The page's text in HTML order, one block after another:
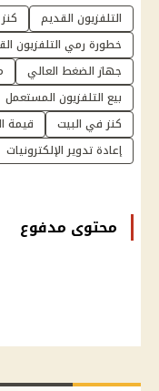
التلفزيون القديم
خطورة رمي التلفزيون
جهاز الضغط العالي
بيع التلفزيون المستعمل
كنز في البيت
قيمة
إعادة تدوير الإلكترونيات
محتوى مدفوع